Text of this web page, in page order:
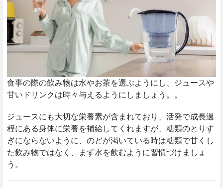
食事の際の飲み物は水やお茶を選ぶようにし、ジュースや
甘いドリンクは時々与えるようにしましょう。。
ジュースにも大切な栄養素が含まれており、活発で成長過
程にある身体に栄養を補給してくれますが、糖類のとりす
ぎにならないように、のどが渇いている時は糖類で甘くし
た飲み物ではなく、まず水を飲むように習慣づけましょ
う。